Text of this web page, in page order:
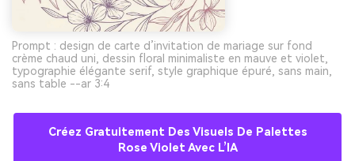
Prompt : design de carte d’invitation de mariage sur fond
crème chaud uni, dessin floral minimaliste en mauve et violet,
typographie élégante serif, style graphique épuré, sans main,
sans table --ar 3:4
Créez Gratuitement Des Visuels De Palettes
Rose Violet Avec L’IA